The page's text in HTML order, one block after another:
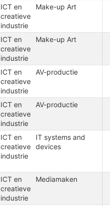
ICT en
creatieve
industrie
Make-up Art
ICT en
creatieve
industrie
Make-up Art
ICT en
creatieve
industrie
AV-productie
ICT en
creatieve
industrie
AV-productie
ICT en
creatieve
industrie
IT systems and
devices
ICT en
creatieve
industrie
Mediamaken